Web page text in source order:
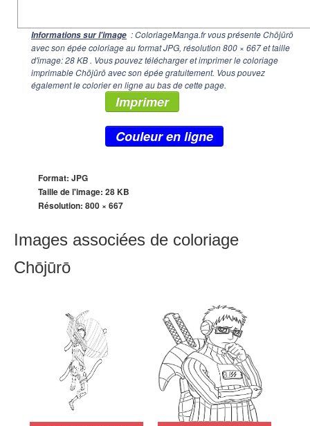
Informations sur l'image : ColoriageManga.fr vous présente Chōjūrō
avec son épée coloriage au format JPG, résolution800 × 667et taille
d'image: 28 KB . Vous pouvez télécharger et imprimer le coloriage
imprimable Chōjūrō avec son épée gratuitement. Vous pouvez
également le colorier en ligne au bas de cette page.
Imprimer
Couleur en ligne
Format: JPG
Taille de l'image: 28 KB
Résolution: 800 × 667
Images associées de coloriage
Chōjūrō